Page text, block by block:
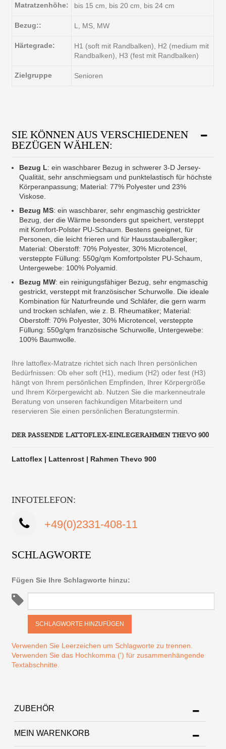
Matratzenhöhe: bis 15 cm, bis 20 cm, bis 24 cm
Bezug:: L, MS, MW
Härtegrade:
H1 (soft mit Randbalken), H2 (medium mit
Randbalken), H3 (fest mit Randbalken)
Zielgruppe Senioren
SIE KÖNNEN AUS VERSCHIEDENEN
BEZÜGEN WÄHLEN:
Bezug L: ein waschbarer Bezug in schwerer 3-D Jersey-
Qualität, sehr anschmiegsam und punktelastisch für höchste
Körperanpassung; Material: 77% Polyester und 23%
Viskose.
Bezug MS: ein waschbarer, sehr engmaschig gestrickter
Bezug, der die Wärme besonders gut speichert, versteppt
mit Komfort-Polster PU-Schaum. Bestens geeignet, für
Personen, die leicht frieren und für Hausstauballergiker;
Material: Oberstoff: 70% Polyester, 30% Microtencel,
versteppte Füllung: 550g/qm Komfortpolster PU-Schaum,
Untergewebe: 100% Polyamid.
Bezug MW: ein reinigungsfähiger Bezug, sehr engmaschig
gestrickt, versteppt mit französischer Schurwolle. Die ideale
Kombination für Naturfreunde und Schläfer, die gern warm
und trocken schlafen, wie z. B. Rheumatiker; Material:
Oberstoff: 70% Polyester, 30% Microtencel, versteppte
Füllung: 550g/qm französische Schurwolle, Untergewebe:
100% Baumwolle.
Ihre lattoflex-Matratze richtet sich nach Ihren persönlichen
Bedürfnissen: Ob eher soft (H1), medium (H2) oder fest (H3)
hängt von Ihrem persönlichen Empfinden, Ihrer Körpergröße
und Ihrem Körpergewicht ab. Nutzen Sie die markenneutrale
Beratung von unseren fachkundigen Mitarbeitern und
reservieren Sie einen persönlichen Beratungstermin.
DER PASSENDE LATTOFLEX-EINLEGERAHMEN THEVO 900
Lattoflex | Lattenrost | Rahmen Thevo 900
INFOTELEFON:
+49(0)2331-408-11
SCHLAGWORTE
Fügen Sie Ihre Schlagworte hinzu:
SCHLAGWORTE HINZUFÜGEN
Verwenden Sie Leerzeichen um Schlagworte zu trennen.
Verwenden Sie das Hochkomma (') für zusammenhängende
Textabschnitte.
ZUBEHÖR
MEIN WARENKORB